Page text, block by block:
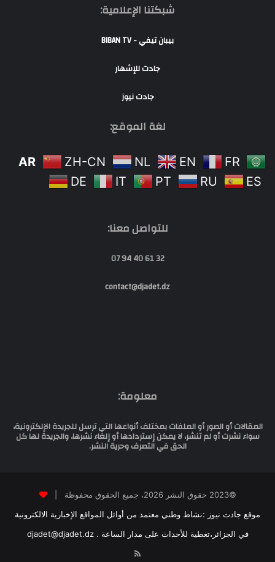
شبكتنا الإعلامية:
بيبان تيفي - BIBAN TV
جادت للإشهار
جادت نيوز
لغة الموقع:
AR ZH-CN NL EN
FR
DE
IT PT RU ES
للتواصل معنا:
32 61 40 94 07
contact@djadet.dz
معلومة:
المقالات أو الصور أو الملفات بمختلف أنواعها التي ترسل للجريدة الإلكترونية،
سواء نشرت أو لم تنشر، لا يمكن إستردادها أو إلغاء نشرها، والجريدة لها كل
الحق في التصرف وحرية النشر.
©2023 حقوق النشر 2026، جميع الحقوق محفوظة |
موقع جادت نيوز :نشاط وطني معتمد من أوائل المواقع الإخبارية الالكترونية
في الجزائر،تغطية للأحداث على مدار الساعة . djadet@djadet.dz
RSS